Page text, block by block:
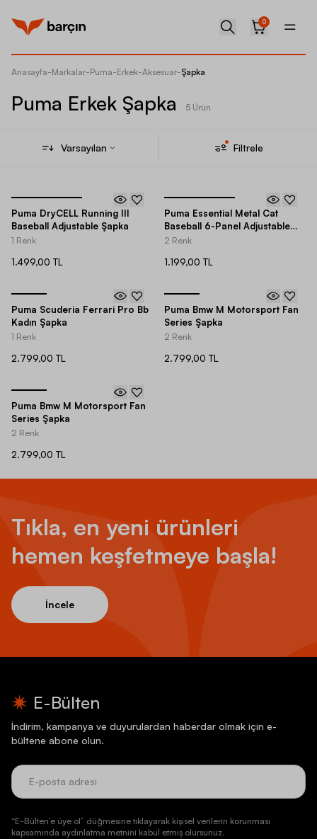
0
Anasayfa-Markalar-Puma-Erkek-Aksesuar-Şapka
Puma Erkek Şapka 5 Ürün
Varsayılan Filtrele
Puma DryCELL Running III
Baseball Adjustable Şapka
1 Renk
1.499,00 TL
Puma Essential Metal Cat
Baseball 6-Panel Adjustable
Şapka
2 Renk
1.199,00 TL
Puma Scuderia Ferrari Pro Bb
Kadın Şapka
1 Renk
2.799,00 TL
Puma Bmw M Motorsport Fan
Series Şapka
2 Renk
2.799,00 TL
Puma Bmw M Motorsport Fan
Series Şapka
2 Renk
2.799,00 TL
Tıkla, en yeni ürünleri
hemen keşfetmeye başla!
İncele
E-Bülten
İndirim, kampanya ve duyurulardan haberdar olmak için e-
bültene abone olun.
“E-Bülten’e üye ol” düğmesine tıklayarak kişisel verilerin korunması
kapsamında aydınlatma metnini kabul etmiş olursunuz.